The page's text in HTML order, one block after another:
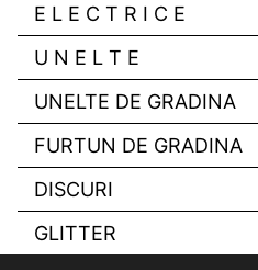
E L E C T R I C E
U N E L T E
UNELTE DE GRADINA
FURTUN DE GRADINA
DISCURI
GLITTER